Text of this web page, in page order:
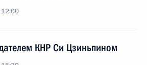
12:00
КНР Си Цзиньпином